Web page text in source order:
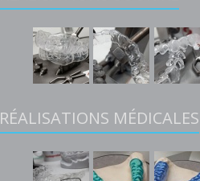
RÉALISATIONS MÉDICALES